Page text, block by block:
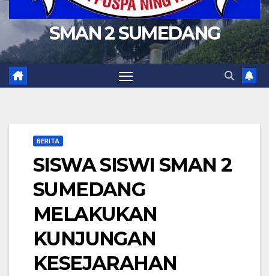
SMAN 2 SUMEDANG
BERITA
SISWA SISWI SMAN 2
SUMEDANG
MELAKUKAN
KUNJUNGAN
KESEJARAHAN